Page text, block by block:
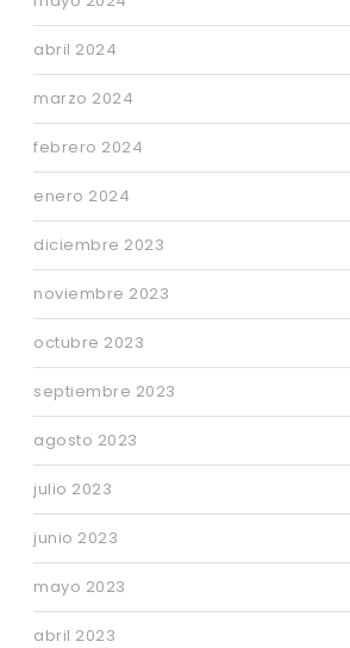
abril 2024
marzo 2024
febrero 2024
enero 2024
diciembre 2023
noviembre 2023
octubre 2023
septiembre 2023
agosto 2023
julio 2023
junio 2023
mayo 2023
abril 2023